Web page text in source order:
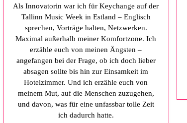
Als Innovatorin war ich für Keychange auf der
Tallinn Music Week in Estland – Englisch
sprechen, Vorträge halten, Netzwerken.
Maximal außerhalb meiner Komfortzone. Ich
erzähle euch von meinen Ängsten –
angefangen bei der Frage, ob ich doch lieber
absagen sollte bis hin zur Einsamkeit im
Hotelzimmer. Und ich erzähle euch von
meinem Mut, auf die Menschen zuzugehen,
und davon, was für eine unfassbar tolle Zeit
ich dadurch hatte.